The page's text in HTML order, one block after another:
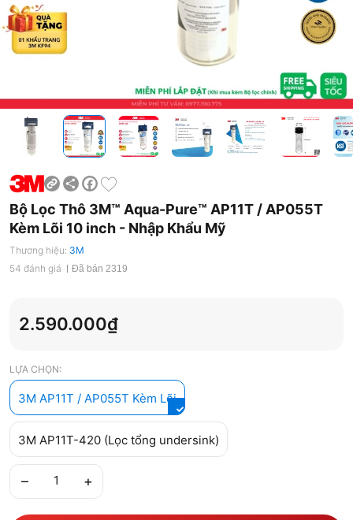
ShareFacebook
Bộ Lọc Thô 3M™ Aqua-Pure™ AP11T / AP055T
Kèm Lõi 10 inch - Nhập Khẩu Mỹ
Thương hiệu: 3M
54 đánh giá
Đã bán 2319
2.590.000₫
LỰA CHỌN:
3M AP11T / AP055T Kèm Lõi
3M AP11T-420 (Lọc tổng undersink)
– +